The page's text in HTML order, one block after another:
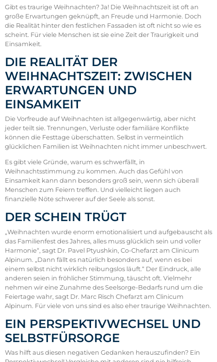
Gibt es traurige Weihnachten? Ja! Die Weihnachtszeit ist oft an
große Erwartungen geknüpft, an Freude und Harmonie. Doch
die Realität hinter den festlichen Fassaden ist oft nicht so wie es
scheint. Für viele Menschen ist sie eine Zeit der Traurigkeit und
Einsamkeit.
DIE REALITÄT DER
WEIHNACHTSZEIT: ZWISCHEN
ERWARTUNGEN UND
EINSAMKEIT
Die Vorfreude auf Weihnachten ist allgegenwärtig, aber nicht
jeder teilt sie. Trennungen, Verluste oder familiäre Konflikte
können die Festtage überschatten. Selbst in vermeintlich
glücklichen Familien ist Weihnachten nicht immer unbeschwert.
Es gibt viele Gründe, warum es schwerfällt, in
Weihnachtsstimmung zu kommen. Auch das Gefühl von
Einsamkeit kann dann besonders groß sein, wenn sich überall
Menschen zum Feiern treffen. Und vielleicht liegen auch
finanzielle Nöte schwerer auf der Seele als sonst.
DER SCHEIN TRÜGT
„Weihnachten wurde enorm emotionalisiert und aufgebauscht als
das Familienfest des Jahres, alles muss glücklich sein und voller
Harmonie“, sagt Dr. Pavel Ptyushkin, Co-Chefarzt am Clinicum
Alpinum. „Dann fällt es natürlich besonders auf, wenn es bei
einem selbst nicht wirklich reibungslos läuft.“ Der Eindruck, alle
anderen seien in fröhlicher Stimmung, täuscht oft. Vielmehr
nehmen wir eine Zunahme des Seelsorge-Bedarfs rund um die
Feiertage wahr, sagt Dr. Marc Risch Chefarzt am Clinicum
Alpinum. Für viele von uns sind es also eher traurige Weihnachten.
EIN PERSPEKTIVWECHSEL UND
SELBSTFÜRSORGE
Was hilft aus diesen negativen Gedanken herauszufinden? Ein